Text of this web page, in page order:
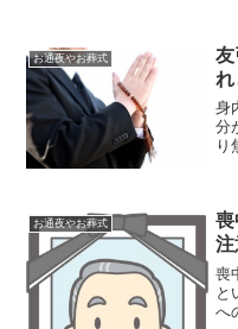
お通夜やお葬式
友
れ
身
分
り
な
お通夜やお葬式
喪
注
喪
と
へ